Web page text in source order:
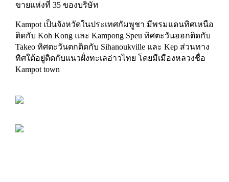
ขายแห่งที่ 35 ของบริษัท
Kampot เป็นจังหวัดในประเทศกัมพูชา มีพรมแดนทิศเหนือ
ติดกับ Koh Kong และ Kampong Speu ทิศตะวันออกติดกับ
Takeo ทิศตะวันตกติดกับ Sihanoukville และ Kep ส่วนทาง
ทิศใต้อยู่ติดกับแนวฝั่งทะเลอ่าวไทย โดยมีเมืองหลวงชื่อ
Kampot town